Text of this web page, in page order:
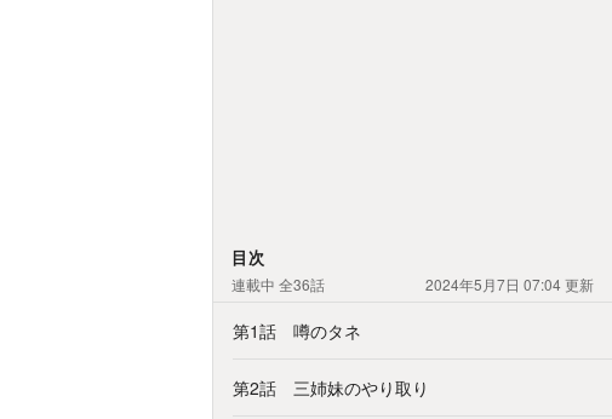
目次
連載中 全36話 2024年5月7日 07:04 更新
第1話 噂のタネ
第2話 三姉妹のやり取り